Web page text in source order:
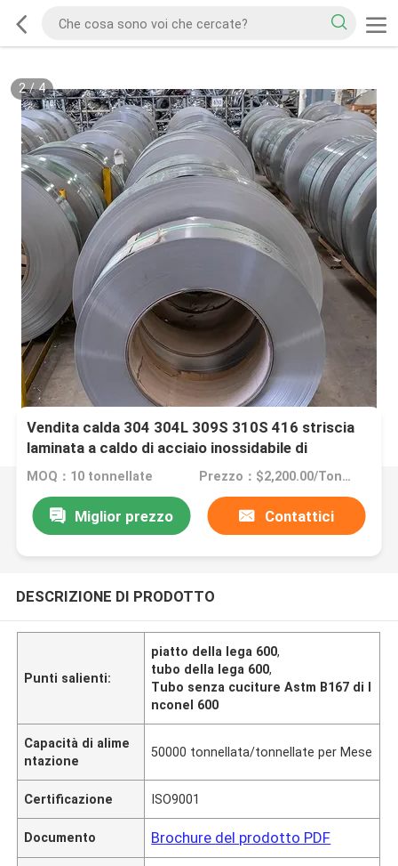
2/4
Vendita calda 304 304L 309S 310S 416 striscia
laminata a caldo di acciaio inossidabile di
precisione 420 430
MOQ：10 tonnellate Prezzo：$2,200.00/Tons 10-99 Tons
Miglior prezzo Contattici
DESCRIZIONE DI PRODOTTO
Punti salienti:
piatto della lega 600,
tubo della lega 600,
Tubo senza cuciture Astm B167 di I
nconel 600
Capacità di alime
ntazione
50000 tonnellata/tonnellate per Mese
Certificazione ISO9001
Documento Brochure del prodotto PDF